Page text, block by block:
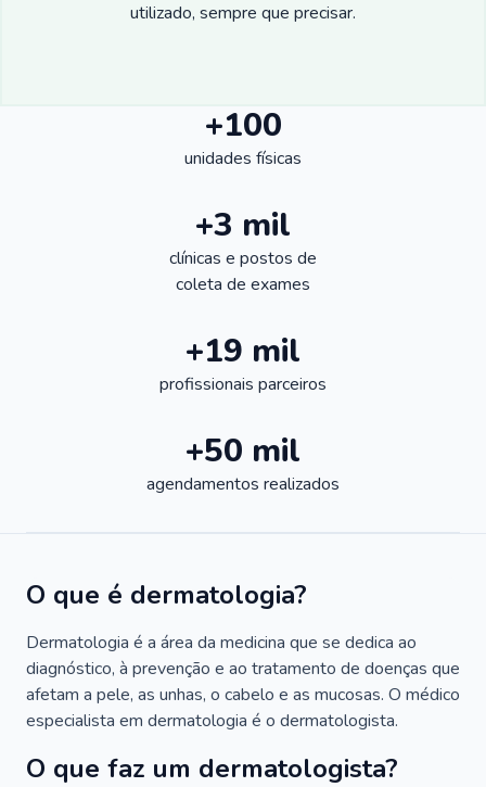
utilizado, sempre que precisar.
+100
unidades físicas
+3 mil
clínicas e postos de
coleta de exames
+19 mil
profissionais parceiros
+50 mil
agendamentos realizados
O que é dermatologia?
Dermatologia é a área da medicina que se dedica ao
diagnóstico, à prevenção e ao tratamento de doenças que
afetam a pele, as unhas, o cabelo e as mucosas. O médico
especialista em dermatologia é o dermatologista.
O que faz um dermatologista?